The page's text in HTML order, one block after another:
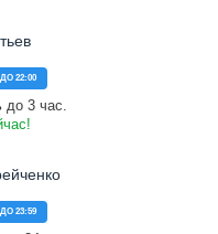
22:00
до 3 час.
23:59